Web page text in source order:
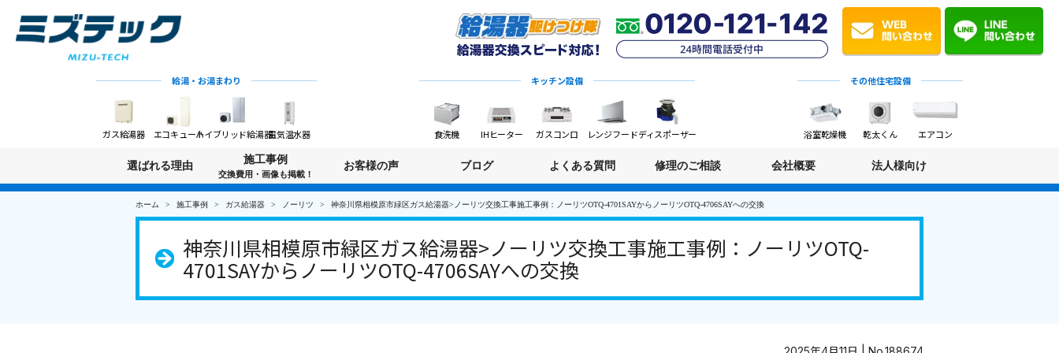
給湯・お湯まわり
ガス給湯器 エコキュートハイブリッド給湯器電気温水器
キッチン設備
食洗機 IHヒーター ガスコンロ レンジフードディスポーザー
その他住宅設備
浴室乾燥機 乾太くん エアコン
選ばれる理由
施工事例
交換費用・画像も掲載！
お客様の声 ブログ よくある質問 修理のご相談 会社概要 法人様向け
ホーム 施工事例 ガス給湯器 ノーリツ 神奈川県相模原市緑区ガス給湯器>ノーリツ交換工事施工事例：ノーリツOTQ-4701SAYからノーリツOTQ-4706SAYへの交換
神奈川県相模原市緑区ガス給湯器>ノーリツ交換工事施工事例：ノーリツOTQ-
4701SAYからノーリツOTQ-4706SAYへの交換